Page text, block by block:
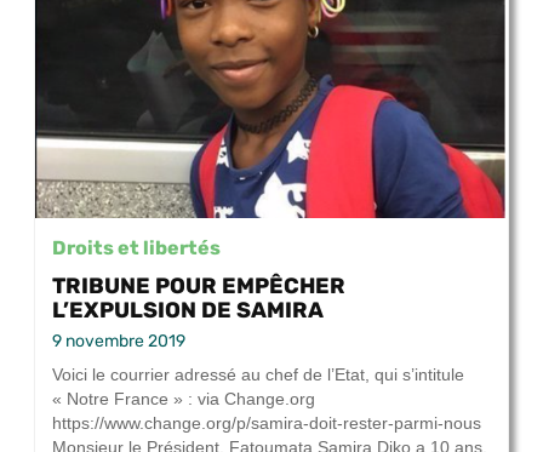
Droits et libertés
TRIBUNE POUR EMPÊCHER
L’EXPULSION DE SAMIRA
9 novembre 2019
Voici le courrier adressé au chef de l’Etat, qui s’intitule
« Notre France » : via Change.org
https://www.change.org/p/samira-doit-rester-parmi-nous
Monsieur le Président, Fatoumata Samira Diko a 10 ans.